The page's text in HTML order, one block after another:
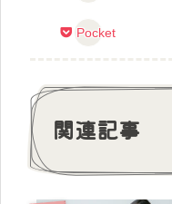
Pocket
関連記事